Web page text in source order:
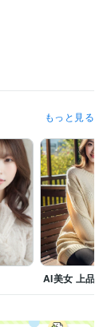
もっと見る
AI美女 上品